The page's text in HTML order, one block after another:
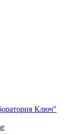
Ключ"